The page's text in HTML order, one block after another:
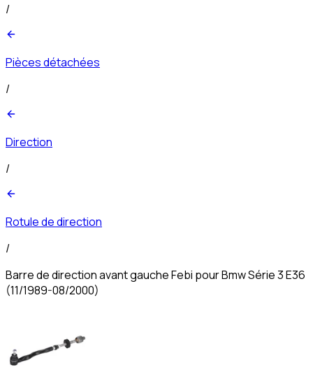
/
Pièces détachées
/
Direction
/
Rotule de direction
/
Barre de direction avant gauche Febi pour Bmw Série 3 E36
(11/1989-08/2000)